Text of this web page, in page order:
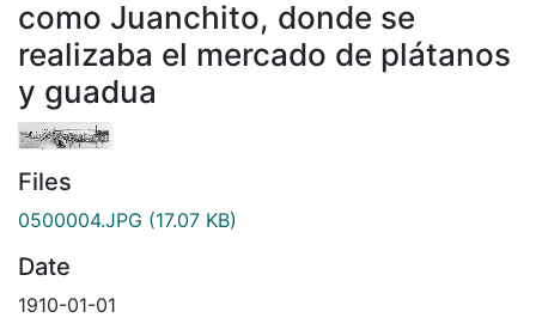
como Juanchito, donde se
realizaba el mercado de plátanos
y guadua
Files
0500004.JPG (17.07 KB)
Date
1910-01-01